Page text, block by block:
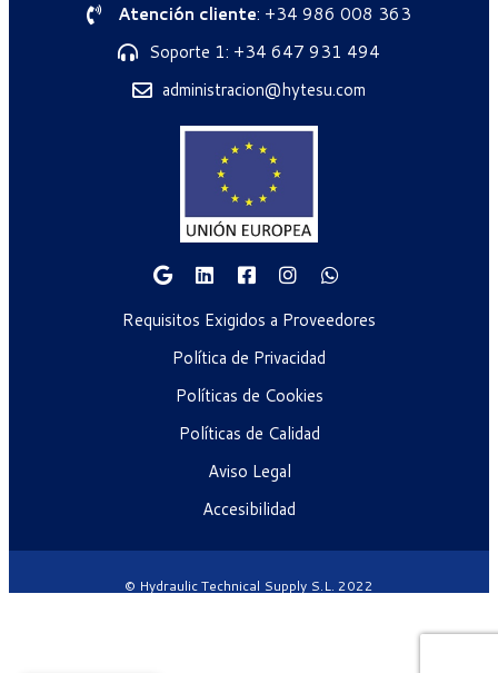
Atención cliente: +34 986 008 363
Soporte 1: +34 647 931 494
administracion@hytesu.com
Requisitos Exigidos a Proveedores
Política de Privacidad
Políticas de Cookies
Políticas de Calidad
Aviso Legal
Accesibilidad
© Hydraulic Technical Supply S.L. 2022